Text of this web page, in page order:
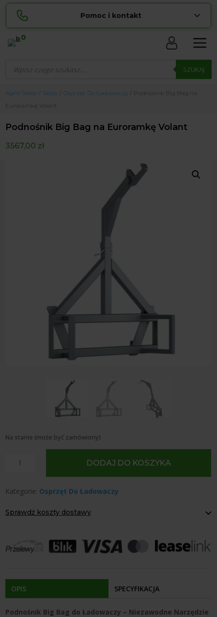
Pomoc i kontakt
Lucyna
pokaż numer
534 853 ... pokaż numer
biuro@ ... pokaż e-mail
Biuro obsługi klienta czynne Pn-Sb: 8:00 – 20:00
0
produktów SZUKAJ
Agrol Sklep Sklep Osprzęt Do Ładowaczy
Podnośnik Big Bag na
Euroramkę Volant
Podnośnik Big Bag na Euroramkę Volant
3567,00 zł
Na stanie (może być zamówiony)
Bag
Euroramkę
DODAJ DO KOSZYKA
Kategorie: Osprzęt Do Ładowaczy
Sprawdź koszty dostawy
Agrol transport: 200 zł
Agrol transport gabaryty: ustalane indywidualnie
Dostępność form dostawy i ceny uzależniona od produktu.
OPIS SPECYFIKACJA
Podnośnik Big Bag do Ładowaczy – Niezawodne Narzędzie